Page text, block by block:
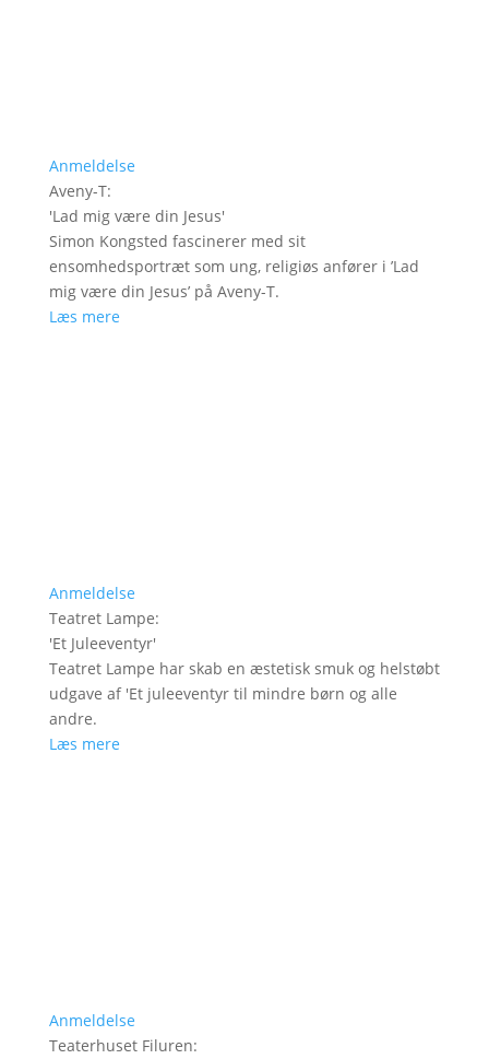
Anmeldelse
Aveny-T:
'Lad mig være din Jesus'
Simon Kongsted fascinerer med sit
ensomhedsportræt som ung, religiøs anfører i ’Lad
mig være din Jesus’ på Aveny-T.
Læs mere
Anmeldelse
Teatret Lampe:
'Et Juleeventyr'
Teatret Lampe har skab en æstetisk smuk og helstøbt
udgave af 'Et juleeventyr til mindre børn og alle
andre.
Læs mere
Anmeldelse
Teaterhuset Filuren: